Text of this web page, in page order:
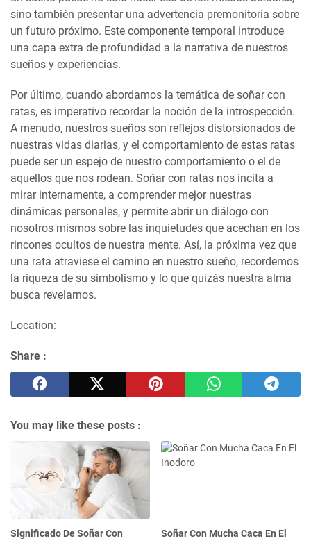
sino también presentar una advertencia premonitoria sobre
un futuro próximo. Este componente temporal introduce
una capa extra de profundidad a la narrativa de nuestros
sueños y experiencias.
Por último, cuando abordamos la temática de soñar con
ratas, es imperativo recordar la noción de la introspección.
A menudo, nuestros sueños son reflejos distorsionados de
nuestras vidas diarias, y el comportamiento de estas ratas
puede ser un espejo de nuestro comportamiento o el de
aquellos que nos rodean. Soñar con ratas nos incita a
mirar internamente, a comprender mejor nuestras
dinámicas personales, y permite abrir un diálogo con
nosotros mismos sobre las inquietudes que acechan en los
rincones ocultos de nuestra mente. Así, la próxima vez que
una rata atraviese el camino en nuestro sueño, recordemos
la riqueza de su simbolismo y lo que quizás nuestra alma
busca revelarnos.
Location:
Share :
You may like these posts :
Significado De Soñar Con
Soñar Con Mucha Caca En El